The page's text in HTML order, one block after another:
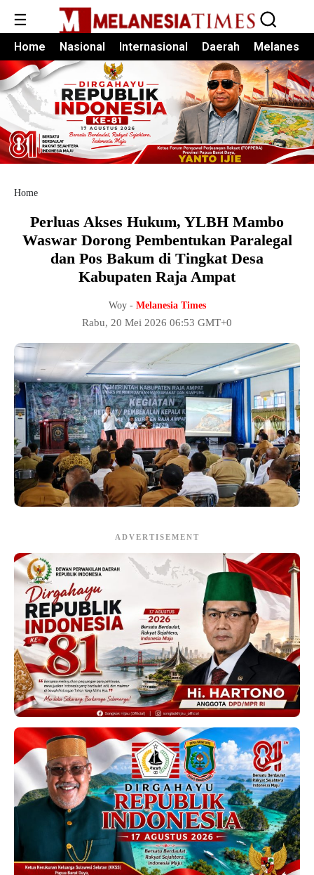
☰
Home Nasional Internasional Daerah Melanesia
Home
Perluas Akses Hukum, YLBH Mambo
Waswar Dorong Pembentukan Paralegal
dan Pos Bakum di Tingkat Desa
Kabupaten Raja Ampat
Woy - Melanesia Times
Rabu, 20 Mei 2026 06:53 GMT+0
ADVERTISEMENT